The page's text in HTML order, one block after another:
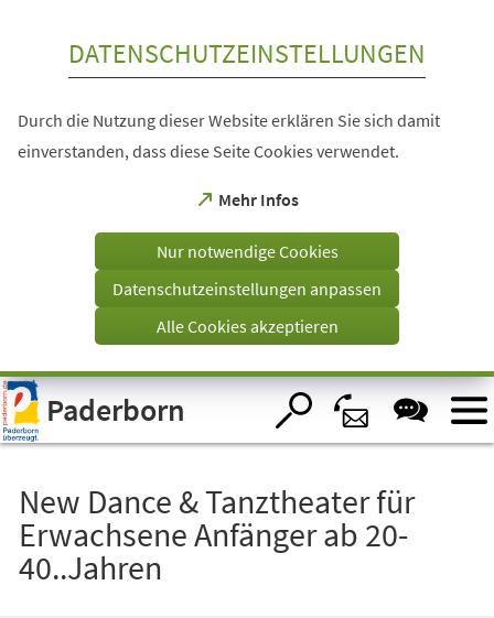
Visuelle
Assistenzsoftware
öffnen.
DATENSCHUTZEINSTELLUNGEN
Durch die Nutzung dieser Website erklären Sie sich damit
einverstanden, dass diese Seite Cookies verwendet.
Mehr Infos
(Öffnet
einem
Tab)
Nur notwendige Cookies
Datenschutzeinstellungen anpassen
Alle Cookies akzeptieren
Paderborn
New Dance & Tanztheater für
Erwachsene Anfänger ab 20-
40..Jahren